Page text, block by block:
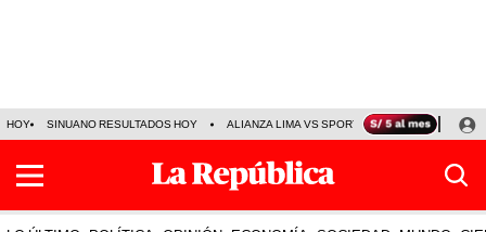
HOY SINUANO RESULTADOS HOY ALIANZA LIMA VS SPORT BOYS JORGE